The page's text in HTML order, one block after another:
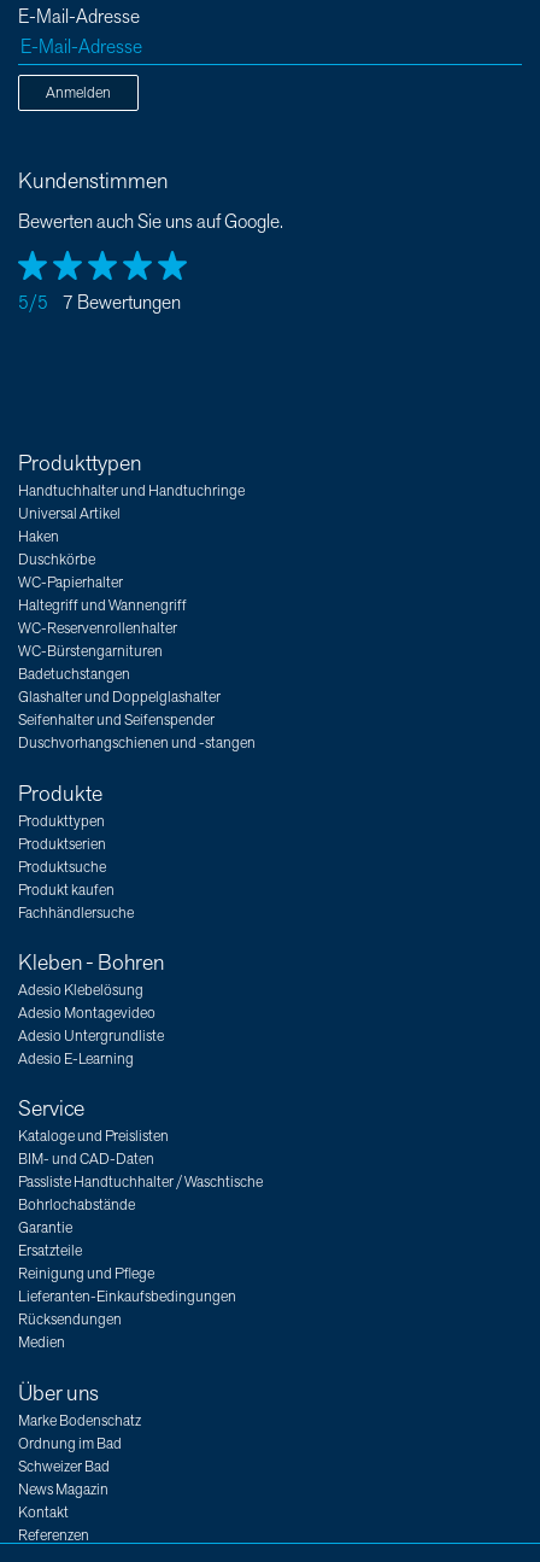
E-Mail-Adresse
Anmelden
Kundenstimmen
Bewerten auch Sie uns auf Google.
5/5 7 Bewertungen
Produkttypen
Handtuchhalter und Handtuchringe
Universal Artikel
Haken
Duschkörbe
WC-Papierhalter
Haltegriff und Wannengriff
WC-Reservenrollenhalter
WC-Bürstengarnituren
Badetuchstangen
Glashalter und Doppelglashalter
Seifenhalter und Seifenspender
Duschvorhangschienen und -stangen
Produkte
Produkttypen
Produktserien
Produktsuche
Produkt kaufen
Fachhändlersuche
Kleben - Bohren
Adesio Klebelösung
Adesio Montagevideo
Adesio Untergrundliste
Adesio E-Learning
Service
Kataloge und Preislisten
BIM- und CAD-Daten
Passliste Handtuchhalter / Waschtische
Bohrlochabstände
Garantie
Ersatzteile
Reinigung und Pflege
Lieferanten-Einkaufsbedingungen
Rücksendungen
Medien
Über uns
Marke Bodenschatz
Ordnung im Bad
Schweizer Bad
News Magazin
Kontakt
Referenzen